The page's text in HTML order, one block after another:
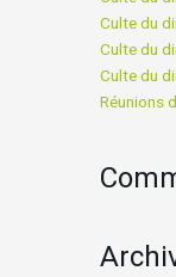
Culte du
Culte du
Culte du
Réunions